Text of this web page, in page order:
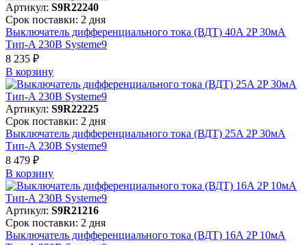
Артикул: S9R22240
Срок поставки: 2 дня
Выключатель дифференциального тока (ВДТ) 40A 2P 30мА
Тип-A 230В Systeme9
8 235 ₽
В корзинy
Артикул: S9R22225
Срок поставки: 2 дня
Выключатель дифференциального тока (ВДТ) 25A 2P 30мА
Тип-A 230В Systeme9
8 479 ₽
В корзинy
Артикул: S9R21216
Срок поставки: 2 дня
Выключатель дифференциального тока (ВДТ) 16A 2P 10мА